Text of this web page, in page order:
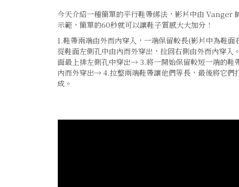
今天介紹一種簡單的平行鞋帶綁法，影片中由 Vanger
示範，簡單的60秒就可以讓鞋子質感大大加分！
1.鞋帶兩端由外而內穿入，一端保留較長(影片中為鞋
從鞋面左側孔中由內而外穿出，拉回右側由外而內穿入
面最上排左側孔中穿出→ 3.將一開始保留較短一端的鞋
內而外穿出→ 4.拉整兩端鞋帶讓他們等長，最後將它們
成。